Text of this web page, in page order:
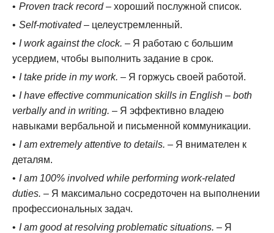
Proven track record– хороший послужной список.
Self-motivated– целеустремленный.
I work against the clock. – Я работаю с большим
усердием, чтобы выполнить задание в срок.
I take pride in my work. – Я горжусь своей работой.
I have effective communication skills in English – both
verbally and in writing. – Я эффективно владею
навыками вербальной и письменной коммуникации.
I am extremely attentive to details. – Я внимателен к
деталям.
I am 100% involved while performing work-related
duties. – Я максимально сосредоточен на выполнении
профессиональных задач.
I am good at resolving problematic situations. – Я